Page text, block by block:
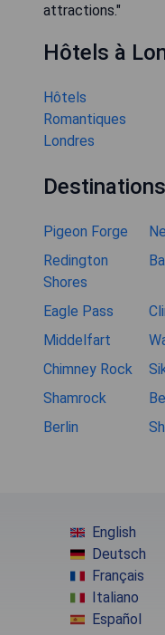
attractions."
Hôtels à
Hôtels
Romantiques
Londres
Pigeon Forge
Redington
Shores
Eagle Pass
Middelfart
Chimney Rock
Shamrock
Berlin
English
Deutsch
Français
Italiano
Español